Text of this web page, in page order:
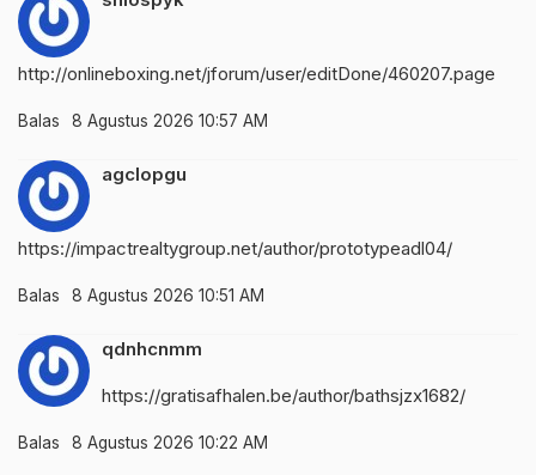
http://onlineboxing.net/jforum/user/editDone/460207.page
Balas 8 Agustus 2026 10:57 AM
agclopgu
https://impactrealtygroup.net/author/prototypeadl04/
Balas 8 Agustus 2026 10:51 AM
qdnhcnmm
https://gratisafhalen.be/author/bathsjzx1682/
Balas 8 Agustus 2026 10:22 AM